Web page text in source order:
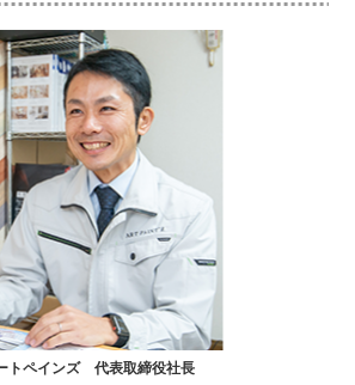
トペインズ 代表取締役社長